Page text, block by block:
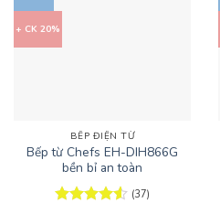
+ CK 20%
BẾP ĐIỆN TỪ
Bếp từ Chefs EH-DIH866G
bền bỉ an toàn
(37)